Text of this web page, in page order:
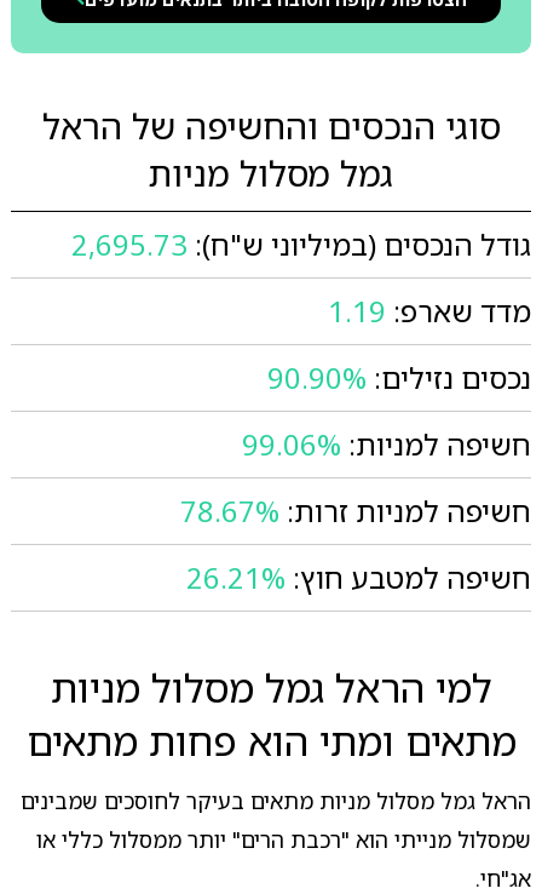
סוגי הנכסים והחשיפה של הראל
גמל מסלול מניות
גודל הנכסים (במיליוני ש"ח): 2,695.73
מדד שארפ: 1.19
נכסים נזילים: 90.90%
חשיפה למניות: 99.06%
חשיפה למניות זרות: 78.67%
חשיפה למטבע חוץ: 26.21%
למי הראל גמל מסלול מניות
מתאים ומתי הוא פחות מתאים
הראל גמל מסלול מניות מתאים בעיקר לחוסכים שמבינים
שמסלול מנייתי הוא "רכבת הרים" יותר ממסלול כללי או
אג"חי.